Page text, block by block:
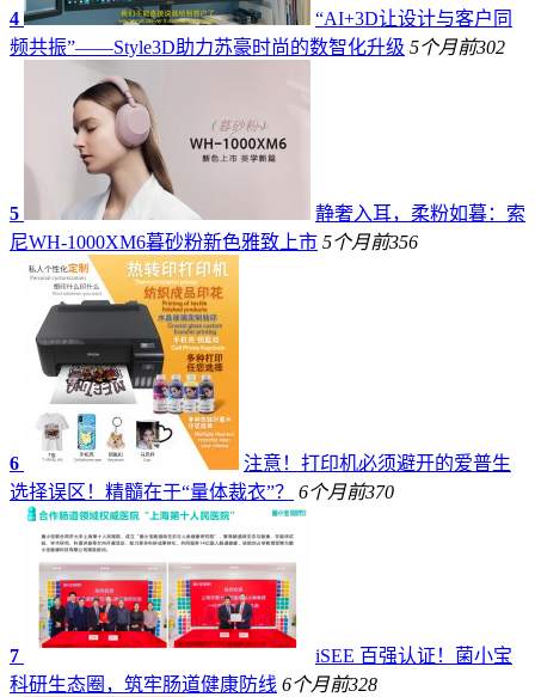
4
“AI+3D让设计与客户同
频共振”——Style3D助力苏豪时尚的数智化升级 5个月前302
5
静奢入耳，柔粉如暮：索
尼WH-1000XM6暮砂粉新色雅致上市 5个月前356
6
注意！打印机必须避开的爱普生
选择误区！精髓在于“量体裁衣”？
6个月前370
7
iSEE 百强认证！菌小宝
科研生态圈，筑牢肠道健康防线 6个月前328